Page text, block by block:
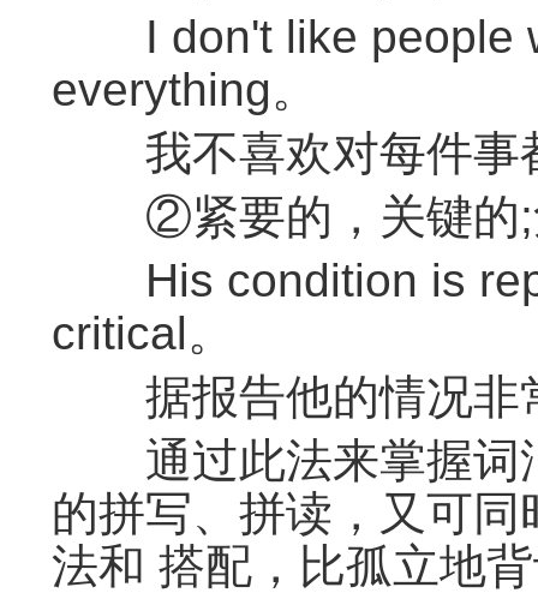
I don't like people
everything。
我不喜欢对每件事
②紧要的，关键的;
His condition is
critical。
据报告他的情况非
通过此法来掌握词
的拼写、拼读，又可
法和 搭配，比孤立地